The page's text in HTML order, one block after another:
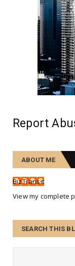
Morbi
Report
ABOUT ME
BizTransit
View my complete
SEARCH THIS